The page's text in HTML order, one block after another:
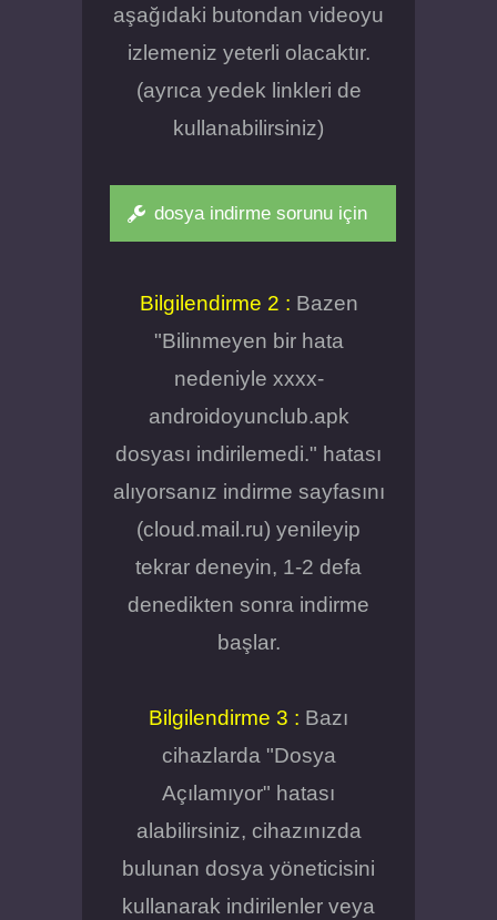
aşağıdaki butondan videoyu
izlemeniz yeterli olacaktır.
(ayrıca yedek linkleri de
kullanabilirsiniz)
dosya indirme sorunu için
Bilgilendirme 2 : Bazen
"Bilinmeyen bir hata
nedeniyle xxxx-
androidoyunclub.apk
dosyası indirilemedi." hatası
alıyorsanız indirme sayfasını
(cloud.mail.ru) yenileyip
tekrar deneyin, 1-2 defa
denedikten sonra indirme
başlar.
Bilgilendirme 3 : Bazı
cihazlarda "Dosya
Açılamıyor" hatası
alabilirsiniz, cihazınızda
bulunan dosya yöneticisini
kullanarak indirilenler veya